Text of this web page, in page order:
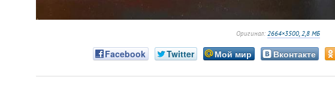
Оригинал: 2664×3500, 2,8 МБ
Facebook Twitter Мой мир Вконтакте